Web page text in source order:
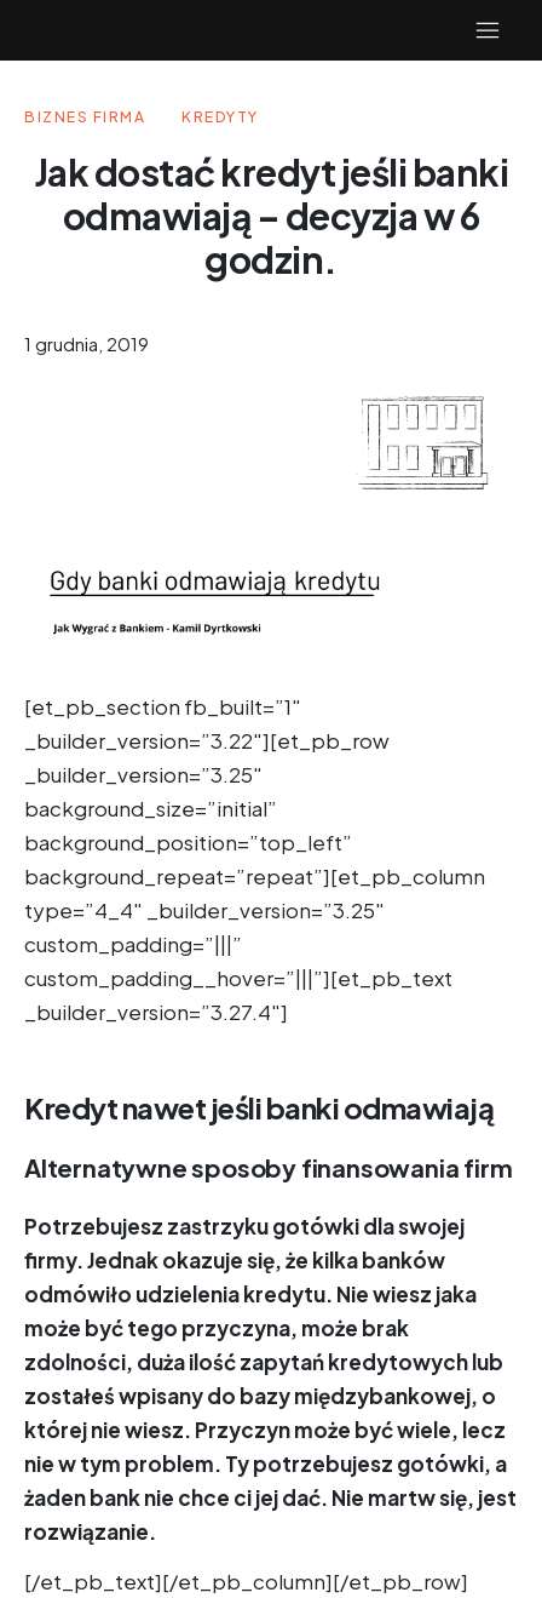
BIZNES FIRMA KREDYTY
Jak dostać kredyt jeśli banki
odmawiają – decyzja w 6
godzin.
1 grudnia, 2019
[et_pb_section fb_built=”1″
_builder_version=”3.22″][et_pb_row
_builder_version=”3.25″
background_size=”initial”
background_position=”top_left”
background_repeat=”repeat”][et_pb_column
type=”4_4″ _builder_version=”3.25″
custom_padding=”|||”
custom_padding__hover=”|||”][et_pb_text
_builder_version=”3.27.4″]
Kredyt nawet jeśli banki odmawiają
Alternatywne sposoby finansowania firm
Potrzebujesz zastrzyku gotówki dla swojej
firmy. Jednak okazuje się, że kilka banków
odmówiło udzielenia kredytu. Nie wiesz jaka
może być tego przyczyna, może brak
zdolności, duża ilość zapytań kredytowych lub
zostałeś wpisany do bazy międzybankowej, o
której nie wiesz. Przyczyn może być wiele, lecz
nie w tym problem. Ty potrzebujesz gotówki, a
żaden bank nie chce ci jej dać. Nie martw się, jest
rozwiązanie.
[/et_pb_text][/et_pb_column][/et_pb_row]